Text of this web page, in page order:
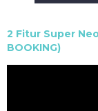
2 Fitur Super
BOOKING)